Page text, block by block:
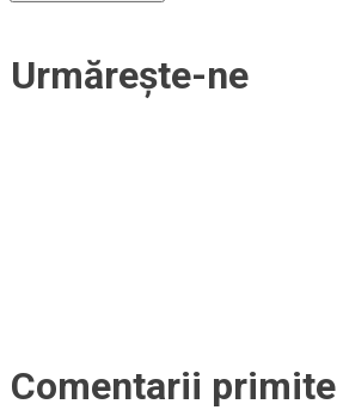
Urmărește-ne
Comentarii primite